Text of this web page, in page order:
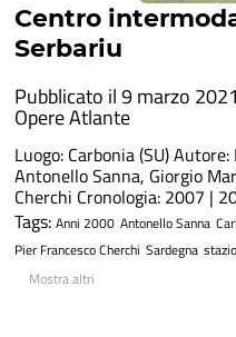
Centro
Serbariu
Pubblicato il 9 marzo
Opere Atlante
Luogo: Carbonia (SU)
Antonello Sanna, Giorgio
Cherchi Cronologia: 2007 |
Tags: Anni 2000 Antonello Sanna
Pier Francesco Cherchi Sardegna
Mostra altri